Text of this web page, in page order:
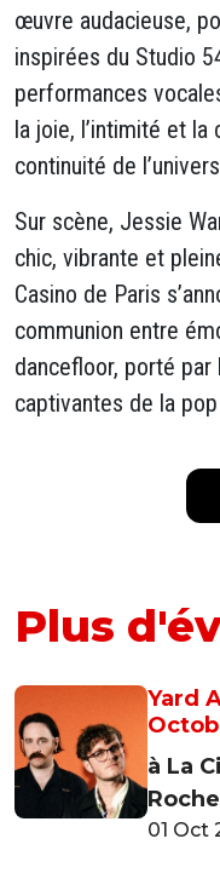
œuvre audacieuse,
inspirées du Studio
performances
la joie, l’intimité et la
continuité de
Sur scène, Jessie
chic, vibrante et
Casino de Paris
communion entre
dancefloor, porté par
captivantes de la
Plus
Yard
à La
01 Oct